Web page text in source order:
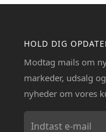
HOLD DIG
Modtag mails om
markeder, udsalg
nyheder om vores